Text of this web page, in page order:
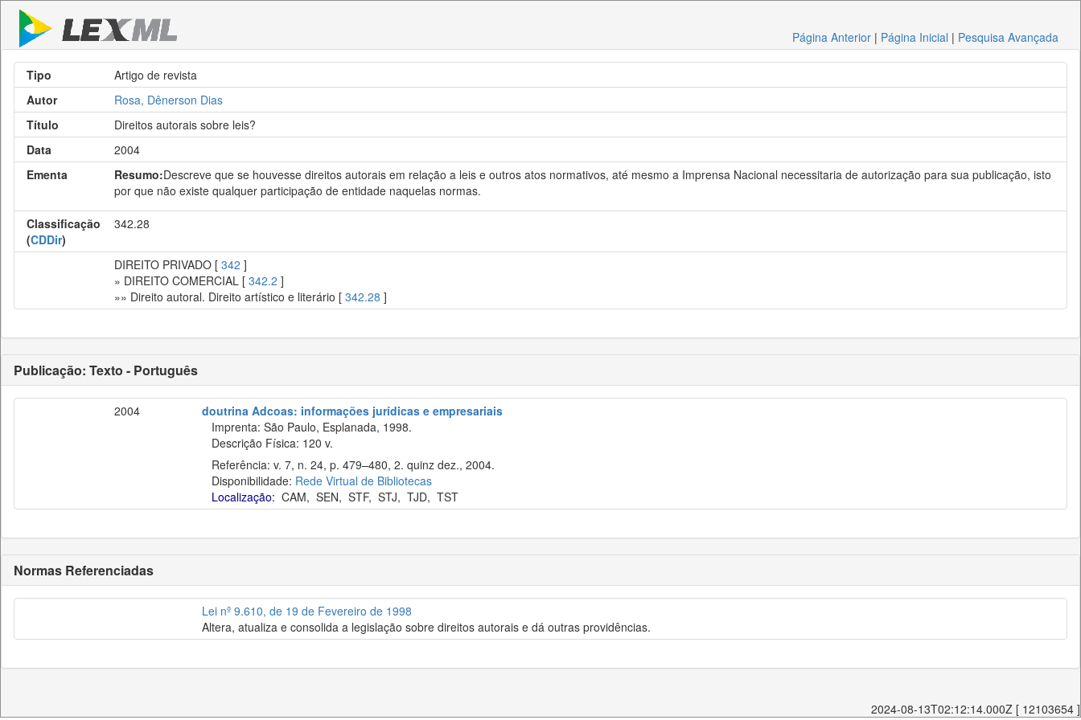
Página Anterior | Página Inicial | Pesquisa Avançada
Tipo
Artigo de revista
Autor
Rosa, Dênerson Dias
Título
Direitos autorais sobre leis?
Data
2004
Ementa
Resumo:Descreve que se houvesse direitos autorais em relação a leis e outros atos normativos, até mesmo a Imprensa Nacional necessitaria de autorização para sua publicação, isto
por que não existe qualquer participação de entidade naquelas normas.
Classificação
(CDDir)
342.28
DIREITO PRIVADO [ 342 ]
» DIREITO COMERCIAL [ 342.2 ]
»» Direito autoral. Direito artístico e literário [ 342.28 ]
Publicação: Texto - Português
2004
doutrina Adcoas: informações jurídicas e empresariais
Imprenta: São Paulo, Esplanada, 1998.
Descrição Física: 120 v.
Referência: v. 7, n. 24, p. 479–480, 2. quinz dez., 2004.
Disponibilidade: Rede Virtual de Bibliotecas
Localização: CAM, SEN, STF, STJ, TJD, TST
Normas Referenciadas
Lei nº 9.610, de 19 de Fevereiro de 1998
Altera, atualiza e consolida a legislação sobre direitos autorais e dá outras providências.
2024-08-13T02:12:14.000Z [ 12103654 ]